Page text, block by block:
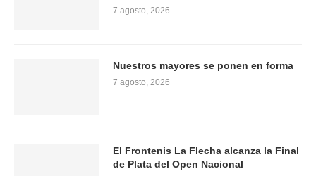
7 agosto, 2026
Nuestros mayores se ponen en forma
7 agosto, 2026
El Frontenis La Flecha alcanza la Final
de Plata del Open Nacional